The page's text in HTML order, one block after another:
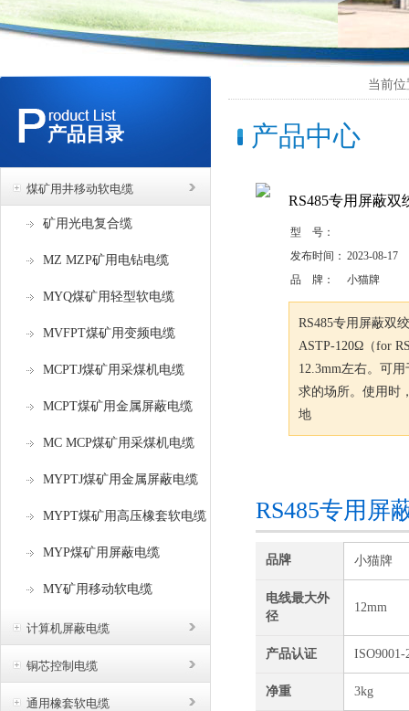
产品目录
煤矿用井移动软电缆
矿用光电复合缆
MZ MZP矿用电钻电缆
MYQ煤矿用轻型软电缆
MVFPT煤矿用变频电缆
MCPTJ煤矿用采煤机电缆
MCPT煤矿用金属屏蔽电缆
MC MCP煤矿用采煤机电缆
MYPTJ煤矿用金属屏蔽电缆
MYPT煤矿用高压橡套软电缆
MYP煤矿用屏蔽电缆
MY矿用移动软电缆
计算机屏蔽电缆
铜芯控制电缆
通用橡套软电缆
当前
产品中心
RS485专用屏蔽双
型 号：
发布时间： 2023-08-17
品 牌：
小猫牌
RS485专用屏蔽双
ASTP-120Ω（for
12.3mm左右。可
求的场所。使用时
地
RS485专用屏
品牌 小猫牌
电线最大外
径
12mm
产品认证 ISO9001-
净重 3kg